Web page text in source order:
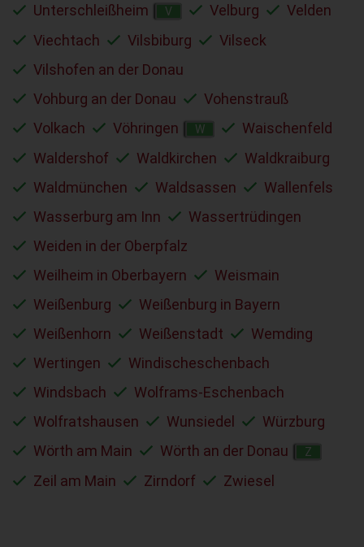
Unterschleißheim
V Velburg
Velden
Viechtach
Vilsbiburg
Vilseck
Vilshofen an der Donau
Vohburg an der Donau
Vohenstrauß
Volkach
Vöhringen W
Waischenfeld
Waldershof
Waldkirchen
Waldkraiburg
Waldmünchen
Waldsassen
Wallenfels
Wasserburg am Inn
Wassertrüdingen
Weiden in der Oberpfalz
Weilheim in Oberbayern
Weismain
Weißenburg
Weißenburg in Bayern
Weißenhorn
Weißenstadt
Wemding
Wertingen
Windischeschenbach
Windsbach
Wolframs-Eschenbach
Wolfratshausen
Wunsiedel
Würzburg
Wörth am Main
Wörth an der Donau Z
Zeil am Main Zirndorf Zwiesel